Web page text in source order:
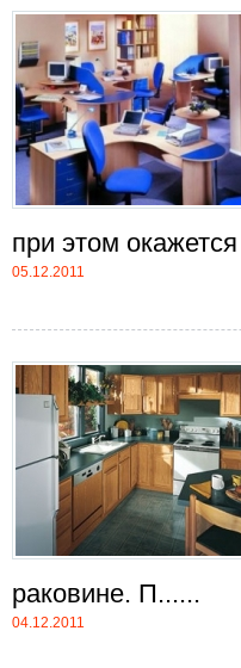
при этом
05.12.2011
раковине. П......
04.12.2011